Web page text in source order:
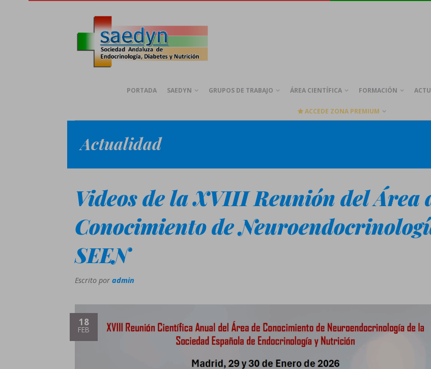
PORTADA SAEDYN GRUPOS DE TRABAJO ÁREA CIENTÍFICA FORMACIÓN
ACCEDE ZONA PREMIUM
Actualidad
Videos de la XVIII Reunión del Área
Conocimiento de
SEEN
Escrito por admin
18
FEB